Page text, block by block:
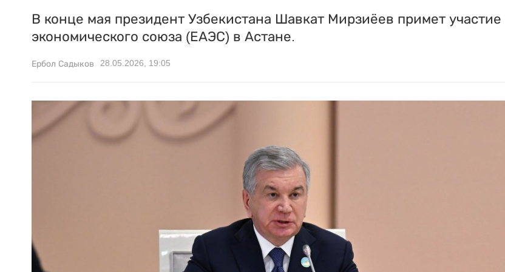
В конце мая президент Узбекистана Шавкат Мирзиёев примет
экономического союза (ЕАЭС) в Астане.
Ербол Садыков 28.05.2026, 19:05